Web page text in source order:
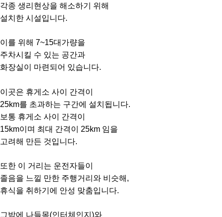
각종 생리현상을 해소하기 위해
설치한 시설입니다.
이를 위해 7~15대가량을
주차시킬 수 있는 공간과
화장실이 마련되어 있습니다.
이곳은 휴게소 사이 간격이
25km를 초과하는 구간에 설치됩니다.
보통 휴게소 사이 간격이
15km이며 최대 간격이 25km 임을
고려해 만든 것입니다.
또한 이 거리는 운전자들이
졸음을 느낄 만한 주행거리와 비슷해,
휴식을 취하기에 안성 맞춤입니다.
그밖에 나들목(인터체인지)와